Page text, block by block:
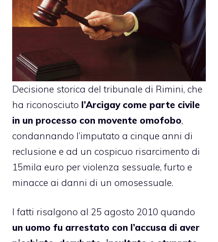
Decisione storica del tribunale di Rimini, che
ha riconosciuto l’Arcigay come parte civile
in un processo con movente omofobo,
condannando l’imputato a cinque anni di
reclusione e ad un cospicuo risarcimento di
15mila euro per violenza sessuale, furto e
minacce ai danni di un omosessuale.
I fatti risalgono al 25 agosto 2010 quando
un uomo fu arrestato con l’accusa di aver